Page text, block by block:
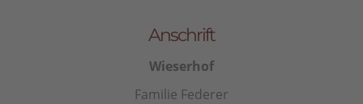
Anschrift
Wieserhof
Familie Federer